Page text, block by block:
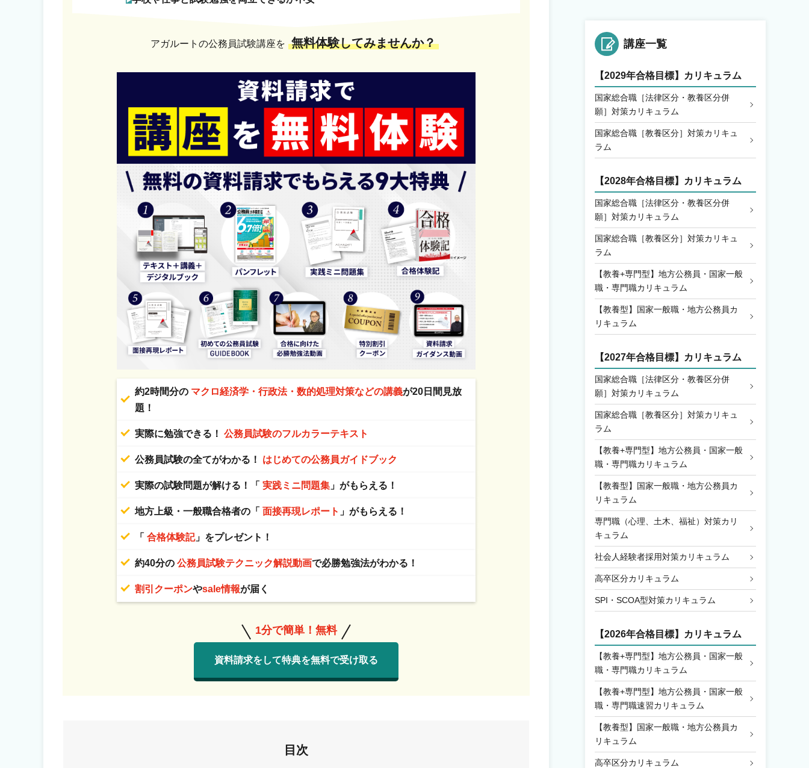
アガルートの公務員試験講座を 無料体験してみませんか？
約2時間分の マクロ経済学・行政法・数的処理対策などの講義が20日間見放
題！
実際に勉強できる！公務員試験のフルカラーテキスト
公務員試験の全てがわかる！ はじめての公務員ガイドブック
実際の試験問題が解ける！「実践ミニ問題集 」がもらえる！
地方上級・一般職合格者の「面接再現レポート 」がもらえる！
「合格体験記」をプレゼント！
約40分の公務員試験テクニック解説動画で必勝勉強法がわかる！
割引クーポンやsale情報が届く
1分で簡単！無料
資料請求をして特典を無料で受け取る
目次
講座一覧
【2029年合格目標】カリキュラム
国家総合職［法律区分・教養区分併
願］対策カリキュラム
国家総合職［教養区分］対策カリキュ
ラム
【2028年合格目標】カリキュラム
国家総合職［法律区分・教養区分併
願］対策カリキュラム
国家総合職［教養区分］対策カリキュ
ラム
【教養+専門型】地方公務員・国家一般
職・専門職カリキュラム
【教養型】国家一般職・地方公務員カ
リキュラム
【2027年合格目標】カリキュラム
国家総合職［法律区分・教養区分併
願］対策カリキュラム
国家総合職［教養区分］対策カリキュ
ラム
【教養+専門型】地方公務員・国家一般
職・専門職カリキュラム
【教養型】国家一般職・地方公務員カ
リキュラム
専門職（心理、土木、福祉）対策カリ
キュラム
社会人経験者採用対策カリキュラム
高卒区分カリキュラム
SPI・SCOA型対策カリキュラム
【2026年合格目標】カリキュラム
【教養+専門型】地方公務員・国家一般
職・専門職カリキュラム
【教養+専門型】地方公務員・国家一般
職・専門職速習カリキュラム
【教養型】国家一般職・地方公務員カ
リキュラム
高卒区分カリキュラム